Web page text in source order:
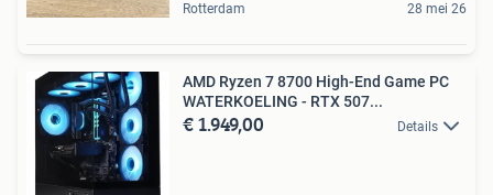
Rotterdam 28 mei 26
AMD Ryzen 7 8700 High-End Game PC
WATERKOELING - RTX 507...
€ 1.949,00 Details